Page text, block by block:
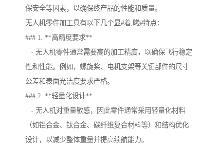
保安全等因素，以确保终产品的性能和质量。
无人机零件加工具有以下几个显#着,曦#特点：
### 1. **高精度要求**
- 无人机零件通常需要高的加工精度，以确保飞行稳定
性和性能。例如，螺旋桨、电机支架等关键部件的尺寸
公差和表面光洁度要求严格。
### 2. **轻量化设计**
- 无人机对重量敏感，因此零件通常采用轻量化材料
（如铝合金、钛合金、碳纤维复合材料等）和结构优化
设计，以减少整体重量并提高续航能力。